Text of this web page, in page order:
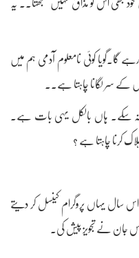
اس کو مذاق نہیں سمجھتا۔۔ یہ
گا۔گویا کوئی نامعلوم آدمی ہم میں
کے سر لگانا چاہتا ہے۔۔
سکے۔ ہاں بالکل یہی بات ہے۔
کرنا چاہتا ہے ؟
سال یہاں پروگرام کینسل کر دیتے
جان نے تجویز پیش کی۔